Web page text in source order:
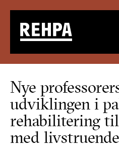
Nye
udviklingen i
rehabilitering
med